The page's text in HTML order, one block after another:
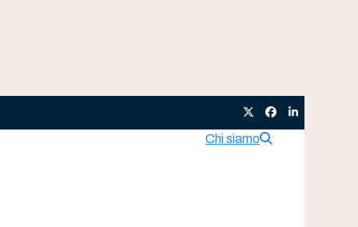
TwitterFacebook
LinkedIn
Chi siamo